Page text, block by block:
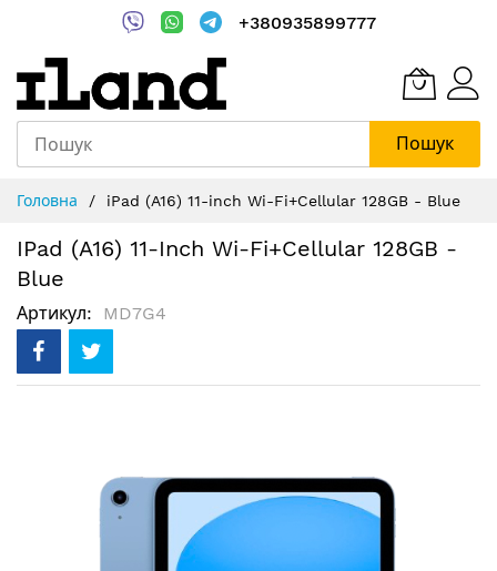
+380935899777
Пошук
Content
Головна iPad (A16) 11-inch Wi-Fi+Cellular 128GB - Blue
IPad (A16) 11-Inch Wi-Fi+Cellular 128GB -
Blue
Артикул MD7G4